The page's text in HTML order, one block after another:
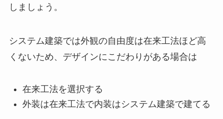
しましょう。
システム建築では外観の自由度は在来工法ほど高
くないため、デザインにこだわりがある場合は
在来工法を選択する
外装は在来工法で内装はシステム建築で建てる